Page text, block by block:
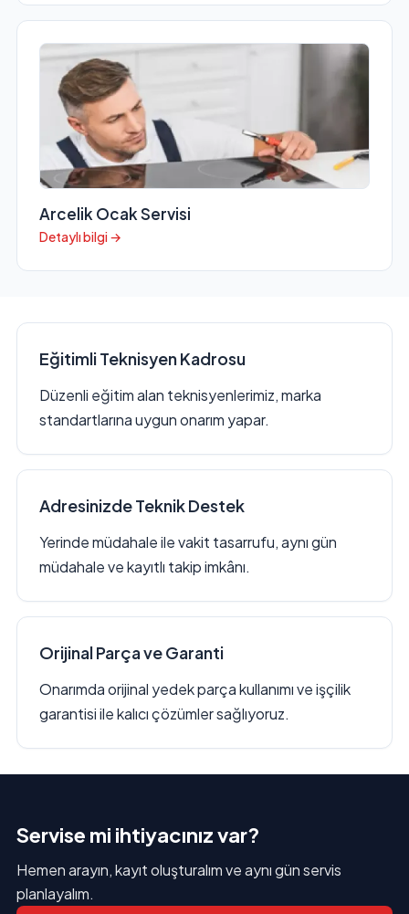
Arcelik Ocak Servisi
Detaylı bilgi →
Eğitimli Teknisyen Kadrosu
Düzenli eğitim alan teknisyenlerimiz, marka
standartlarına uygun onarım yapar.
Adresinizde Teknik Destek
Yerinde müdahale ile vakit tasarrufu, aynı gün
müdahale ve kayıtlı takip imkânı.
Orijinal Parça ve Garanti
Onarımda orijinal yedek parça kullanımı ve işçilik
garantisi ile kalıcı çözümler sağlıyoruz.
Servise mi ihtiyacınız var?
Hemen arayın, kayıt oluşturalım ve aynı gün servis
planlayalım.